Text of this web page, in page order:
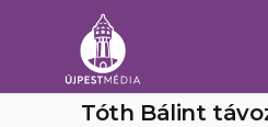
Tóth Bálint